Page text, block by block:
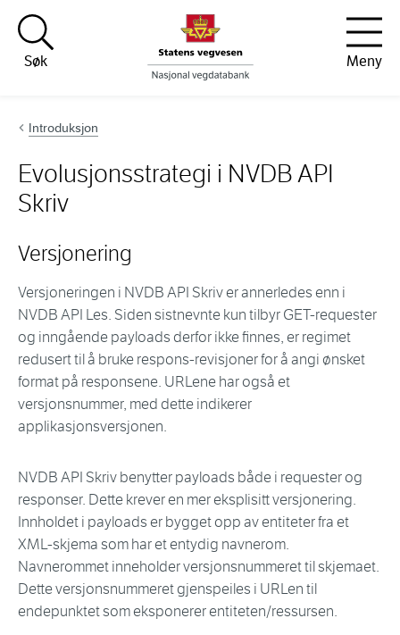
Hopp til innhold
Søk
Meny
Introduksjon
Evolusjonsstrategi i NVDB API
Skriv
Versjonering
Versjoneringen i NVDB API Skriv er annerledes enn i
NVDB API Les. Siden sistnevnte kun tilbyr GET-requester
og inngående payloads derfor ikke finnes, er regimet
redusert til å bruke respons-revisjoner for å angi ønsket
format på responsene. URLene har også et
versjonsnummer, med dette indikerer
applikasjonsversjonen.
NVDB API Skriv benytter payloads både i requester og
responser. Dette krever en mer eksplisitt versjonering.
Innholdet i payloads er bygget opp av entiteter fra et
XML-skjema som har et entydig navnerom.
Navnerommet inneholder versjonsnummeret til skjemaet.
Dette versjonsnummeret gjenspeiles i URLen til
endepunktet som eksponerer entiteten/ressursen.